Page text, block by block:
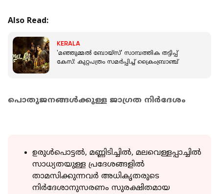
Also Read:
KERALA
'മഞ്ഞുമ്മൽ ബോയ്സ്' സാമ്പത്തിക തട്ടിപ്പ്
കേസ്: കുറ്റപത്രം സമർപ്പിച്ച് ക്രൈംബ്രാഞ്ച്
പൊതുജനങ്ങള്‍ക്കുള്ള ജാഗ്രത നിര്‍ദേശം
ഉരുള്‍പൊട്ടല്‍, മണ്ണിടിച്ചില്‍, മലവെള്ളപ്പാച്ചില്‍
സാധ്യതയുള്ള പ്രദേശങ്ങളില്‍
താമസിക്കുന്നവര്‍ അധികൃതരുടെ
നിര്‍ദേശാനുസരണം സുരക്ഷിതമായ